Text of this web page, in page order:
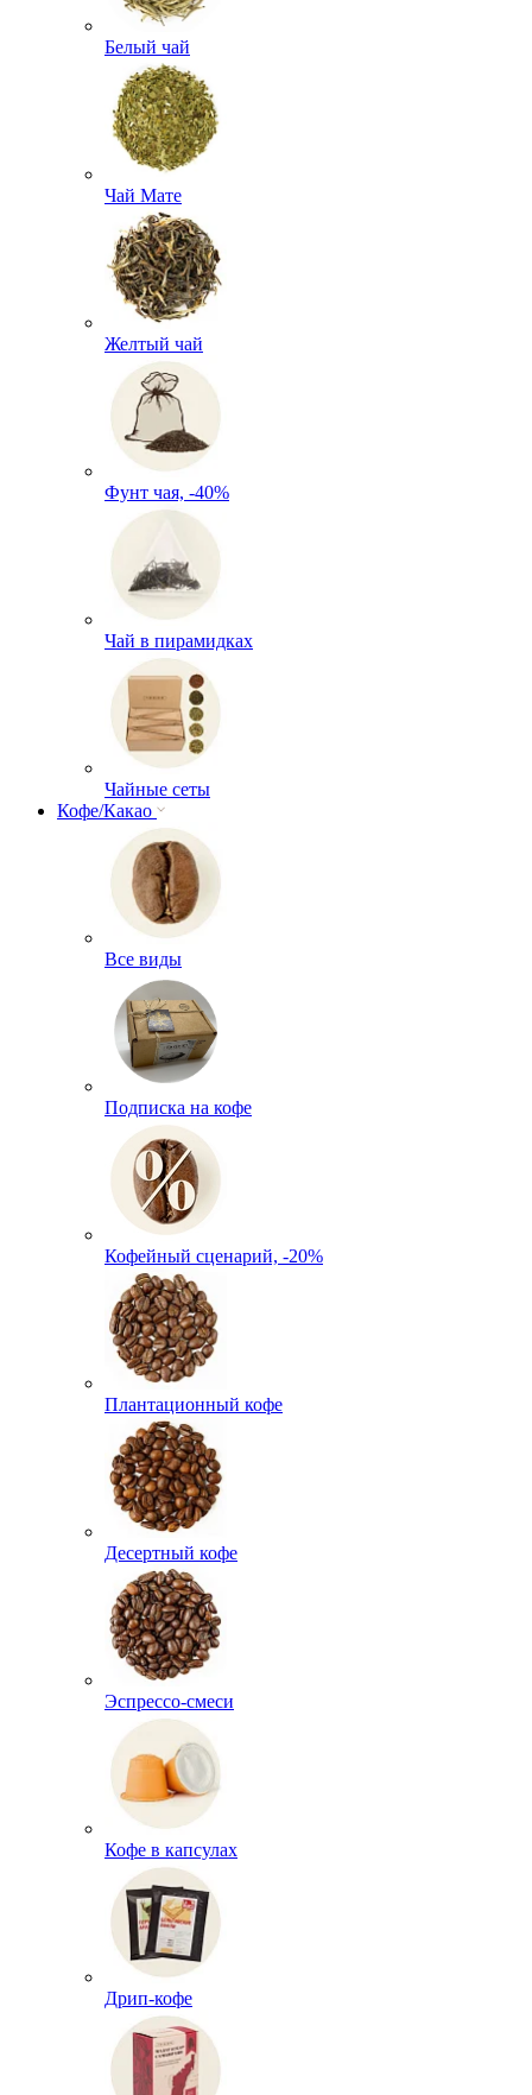
Белый чай
Чай Мате
Желтый чай
Фунт чая, -40%
Чай в пирамидках
Чайные сеты
Кофе/Какао
Все виды
Подписка на кофе
Кофейный сценарий, -20%
Плантационный кофе
Десертный кофе
Эспрессо-смеси
Кофе в капсулах
Дрип-кофе